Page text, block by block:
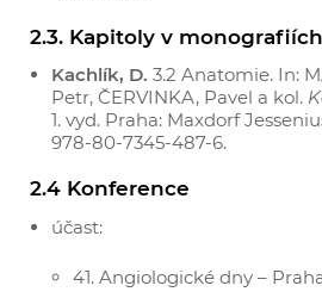
2.3. Kapitoly v monografiích
Kachlík, D. 3.2 Anatomie. In:
Petr, ČERVINKA, Pavel a kol.
1. vyd. Praha: Maxdorf
978-80-7345-487-6.
2.4 Konference
účast:
41. Angiologické dny – Praha